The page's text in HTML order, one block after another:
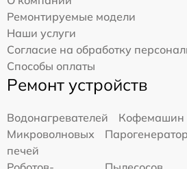
Ремонтируемые модели
Наши услуги
Согласие на обработку
Способы оплаты
Ремонт устройств
Водонагревателей
Кофемашин
Микроволновых
печей